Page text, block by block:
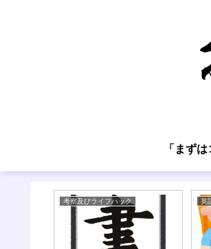
「まず
考察及びライフハック 英